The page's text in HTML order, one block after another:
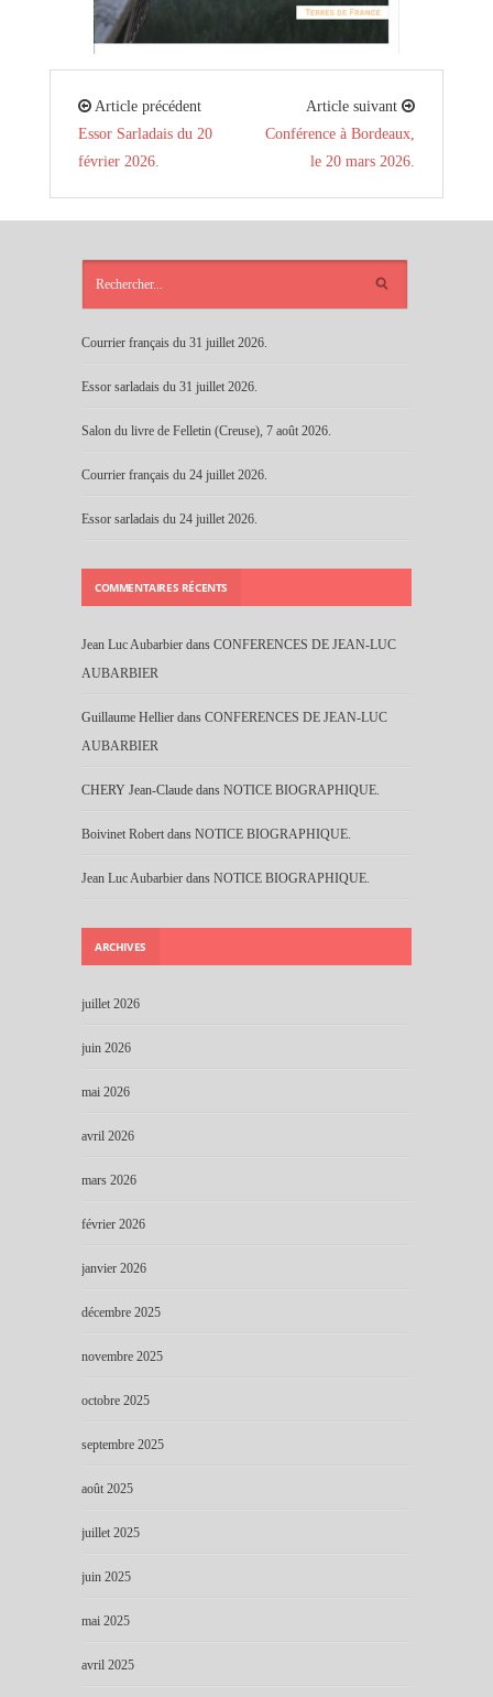
Article précédent
Essor Sarladais du 20
février 2026.
Article suivant
Conférence à Bordeaux,
le 20 mars 2026.
Courrier français du 31 juillet 2026.
Essor sarladais du 31 juillet 2026.
Salon du livre de Felletin (Creuse), 7 août 2026.
Courrier français du 24 juillet 2026.
Essor sarladais du 24 juillet 2026.
COMMENTAIRES RÉCENTS
Jean Luc Aubarbier dans CONFERENCES DE JEAN-LUC
AUBARBIER
Guillaume Hellier dans CONFERENCES DE JEAN-LUC
AUBARBIER
CHERY Jean-Claude dans NOTICE BIOGRAPHIQUE.
Boivinet Robert dans NOTICE BIOGRAPHIQUE.
Jean Luc Aubarbier dans NOTICE BIOGRAPHIQUE.
ARCHIVES
juillet 2026
juin 2026
mai 2026
avril 2026
mars 2026
février 2026
janvier 2026
décembre 2025
novembre 2025
octobre 2025
septembre 2025
août 2025
juillet 2025
juin 2025
mai 2025
avril 2025